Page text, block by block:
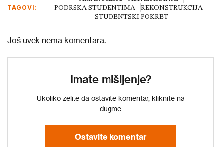
TAGOVI:
PODRSKA STUDENTIMA
REKONSTRUKCIJA
STUDENTSKI POKRET
Još uvek nema komentara.
Imate mišljenje?
Ukoliko želite da ostavite komentar, kliknite na
dugme
Ostavite komentar